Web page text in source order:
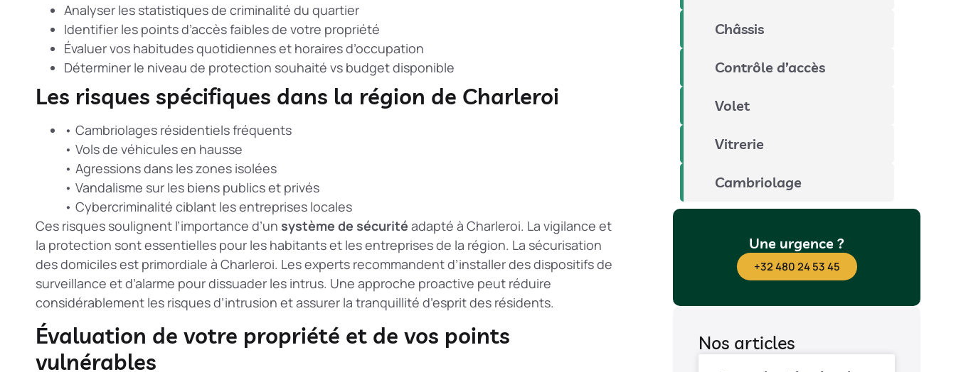
Analyser les statistiques de criminalité du quartier
Identifier les points d’accès faibles de votre propriété
Évaluer vos habitudes quotidiennes et horaires d’occupation
Déterminer le niveau de protection souhaité vs budget disponible
Les risques spécifiques dans la région de Charleroi
• Cambriolages résidentiels fréquents
• Vols de véhicules en hausse
• Agressions dans les zones isolées
• Vandalisme sur les biens publics et privés
• Cybercriminalité ciblant les entreprises locales
Ces risques soulignent l’importance d’un système de sécurité adapté à Charleroi. La vigilance et
la protection sont essentielles pour les habitants et les entreprises de la région. La sécurisation
des domicilesest primordiale à Charleroi. Les experts recommandent d’installer des dispositifs de
surveillance et d’alarme pour dissuader les intrus. Une approche proactive peut réduire
considérablement les risques d’intrusion et assurer la tranquillité d’esprit des résidents.
Évaluation de votre propriété et de vos points
vulnérables
Châssis
Contrôle d’accès
Volet
Vitrerie
Cambriolage
Une urgence ?
+32 480 24 53 45
Nos articles